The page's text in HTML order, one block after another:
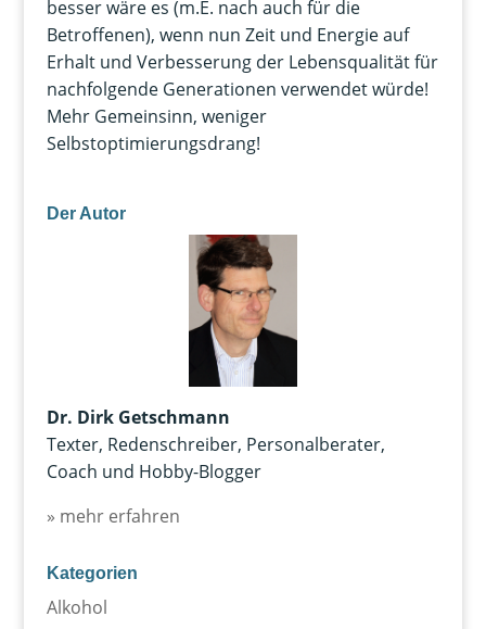
besser wäre es (m.E. nach auch für die
Betroffenen), wenn nun Zeit und Energie auf
Erhalt und Verbesserung der Lebensqualität für
nachfolgende Generationen verwendet würde!
Mehr Gemeinsinn, weniger
Selbstoptimierungsdrang!
Der Autor
Dr. Dirk Getschmann
Texter, Redenschreiber, Personalberater,
Coach und Hobby-Blogger
» mehr erfahren
Kategorien
Alkohol